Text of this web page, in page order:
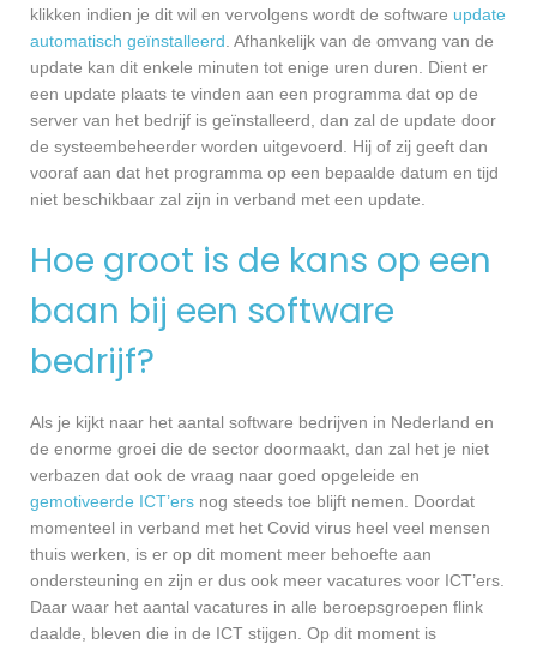
klikken indien je dit wil en vervolgens wordt de software update
automatisch geïnstalleerd . Afhankelijk van de omvang van de
update kan dit enkele minuten tot enige uren duren. Dient er
een update plaats te vinden aan een programma dat op de
server van het bedrijf is geïnstalleerd, dan zal de update door
de systeembeheerder worden uitgevoerd. Hij of zij geeft dan
vooraf aan dat het programma op een bepaalde datum en tijd
niet beschikbaar zal zijn in verband met een update.
Hoe groot is de kans op een
baan bij een software
bedrijf?
Als je kijkt naar het aantal software bedrijven in Nederland en
de enorme groei die de sector doormaakt, dan zal het je niet
verbazen dat ook de vraag naar goed opgeleide en
gemotiveerde ICT’ers nog steeds toe blijft nemen. Doordat
momenteel in verband met het Covid virus heel veel mensen
thuis werken, is er op dit moment meer behoefte aan
ondersteuning en zijn er dus ook meer vacatures voor ICT’ers.
Daar waar het aantal vacatures in alle beroepsgroepen flink
daalde, bleven die in de ICT stijgen. Op dit moment is